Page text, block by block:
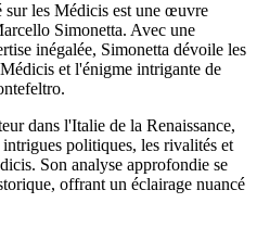
les Médicis est une œuvre
Simonetta. Avec une
inégalée, Simonetta dévoile les
et l'énigme intrigante de
dans l'Italie de la Renaissance,
politiques, les rivalités et
Son analyse approfondie se
offrant un éclairage nuancé